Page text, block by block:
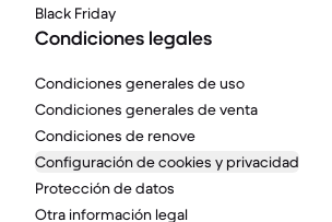
Black Friday
Condiciones legales
Condiciones generales de uso
Condiciones generales de venta
Condiciones de renove
Configuración de cookies y privacidad
Protección de datos
Otra información legal